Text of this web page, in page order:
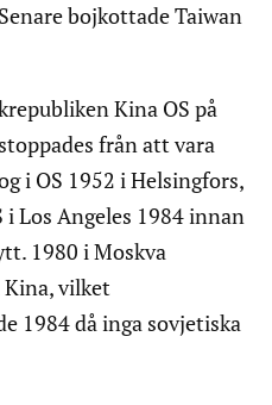
bojkottade Taiwan
Kina OS på
från att vara
i OS 1952 i Helsingfors,
Los Angeles 1984 innan
1980 i Moskva
Kina, vilket
1984 då inga sovjetiska